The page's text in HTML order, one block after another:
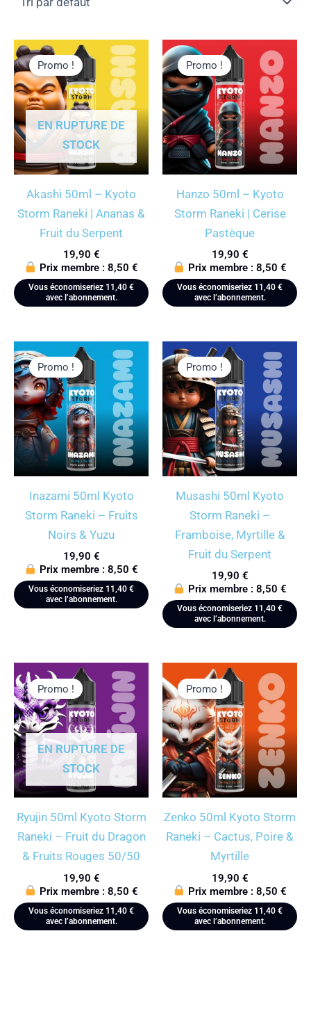
EN RUPTURE DE
STOCK
Promo !
Akashi 50ml – Kyoto
Storm Raneki | Ananas &
Fruit du Serpent
19,90 €
Prix membre : 8,50 €
Vous économiseriez 11,40 €
avec l’abonnement.
Promo !
Hanzo 50ml – Kyoto
Storm Raneki | Cerise
Pastèque
19,90 €
Prix membre : 8,50 €
Vous économiseriez 11,40 €
avec l’abonnement.
Promo !
Inazami 50ml Kyoto
Storm Raneki – Fruits
Noirs & Yuzu
19,90 €
Prix membre : 8,50 €
Vous économiseriez 11,40 €
avec l’abonnement.
Promo !
Musashi 50ml Kyoto
Storm Raneki –
Framboise, Myrtille &
Fruit du Serpent
19,90 €
Prix membre : 8,50 €
Vous économiseriez 11,40 €
avec l’abonnement.
EN RUPTURE DE
STOCK
Promo !
Ryujin 50ml Kyoto Storm
Raneki – Fruit du Dragon
& Fruits Rouges 50/50
19,90 €
Prix membre : 8,50 €
Vous économiseriez 11,40 €
avec l’abonnement.
Promo !
Zenko 50ml Kyoto Storm
Raneki – Cactus, Poire &
Myrtille
19,90 €
Prix membre : 8,50 €
Vous économiseriez 11,40 €
avec l’abonnement.